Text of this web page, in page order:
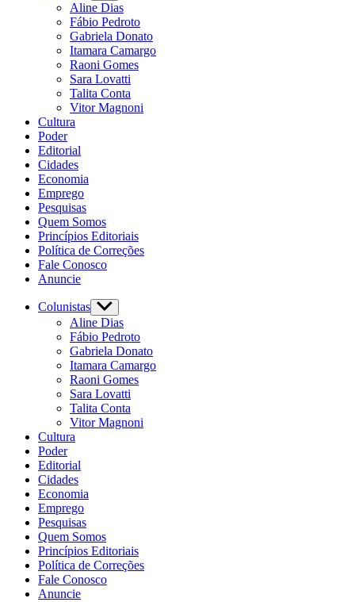
Aline Dias
Fábio Pedroto
Gabriela Donato
Itamara Camargo
Raoni Gomes
Sara Lovatti
Talita Conta
Vitor Magnoni
Cultura
Poder
Editorial
Cidades
Economia
Emprego
Pesquisas
Quem Somos
Princípios Editoriais
Política de Correções
Fale Conosco
Anuncie
Colunistas
Aline Dias
Fábio Pedroto
Gabriela Donato
Itamara Camargo
Raoni Gomes
Sara Lovatti
Talita Conta
Vitor Magnoni
Cultura
Poder
Editorial
Cidades
Economia
Emprego
Pesquisas
Quem Somos
Princípios Editoriais
Política de Correções
Fale Conosco
Anuncie